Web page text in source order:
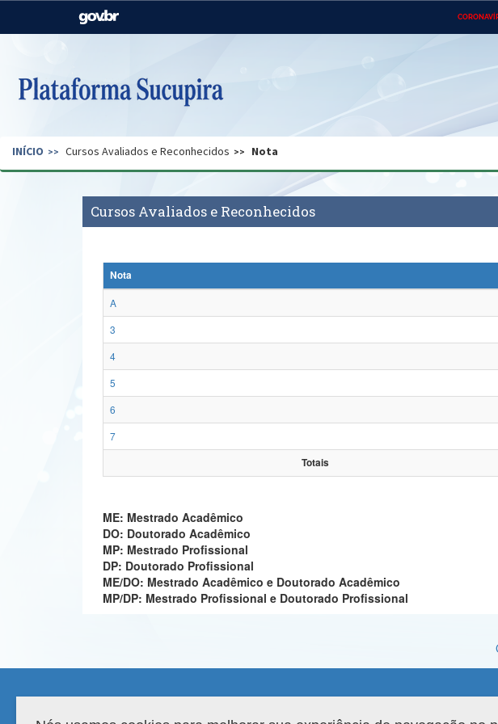
Casa Civil
Pecuária e Abastecimento
Ministério do
Regional
Secretaria de Governo Gabinete de Segurança Advocacia-Geral da
INÍCIO Cursos Avaliados e Reconhecidos Nota
Cursos Avaliados e Reconhecidos
Nota
A
3
4
5
6
7
Totais
ME: Mestrado Acadêmico
DO: Doutorado Acadêmico
MP: Mestrado Profissional
DP: Doutorado Profissional
ME/DO: Mestrado Acadêmico e Doutorado Acadêmico
MP/DP: Mestrado Profissional e Doutorado Profissional